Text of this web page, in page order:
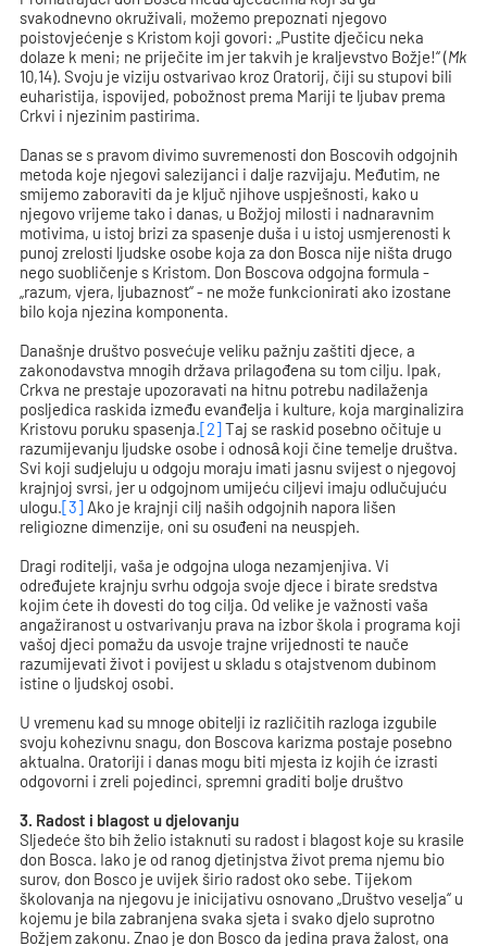
svakodnevno okruživali, možemo prepoznati njegovo
poistovjećenje s Kristom koji govori: „Pustite dječicu neka
dolaze k meni; ne priječite im jer takvih je kraljevstvo Božje!“ (Mk
10,14). Svoju je viziju ostvarivao kroz Oratorij, čiji su stupovi bili
euharistija, ispovijed, pobožnost prema Mariji te ljubav prema
Crkvi i njezinim pastirima.
Danas se s pravom divimo suvremenosti don Boscovih odgojnih
metoda koje njegovi salezijanci i dalje razvijaju. Međutim, ne
smijemo zaboraviti da je ključ njihove uspješnosti, kako u
njegovo vrijeme tako i danas, u Božjoj milosti i nadnaravnim
motivima, u istoj brizi za spasenje duša i u istoj usmjerenosti k
punoj zrelosti ljudske osobe koja za don Bosca nije ništa drugo
nego suobličenje s Kristom. Don Boscova odgojna formula -
„razum, vjera, ljubaznost“ - ne može funkcionirati ako izostane
bilo koja njezina komponenta.
Današnje društvo posvećuje veliku pažnju zaštiti djece, a
zakonodavstva mnogih država prilagođena su tom cilju. Ipak,
Crkva ne prestaje upozoravati na hitnu potrebu nadilaženja
posljedica raskida između evanđelja i kulture, koja marginalizira
Kristovu poruku spasenja.[2]Taj se raskid posebno očituje u
razumijevanju ljudske osobe i odnosȃ koji čine temelje društva.
Svi koji sudjeluju u odgoju moraju imati jasnu svijest o njegovoj
krajnjoj svrsi, jer u odgojnom umijeću ciljevi imaju odlučujuću
ulogu.[3] Ako je krajnji cilj naših odgojnih napora lišen
religiozne dimenzije, oni su osuđeni na neuspjeh.
Dragi roditelji, vaša je odgojna uloga nezamjenjiva. Vi
određujete krajnju svrhu odgoja svoje djece i birate sredstva
kojim ćete ih dovesti do tog cilja. Od velike je važnosti vaša
angažiranost u ostvarivanju prava na izbor škola i programa koji
vašoj djeci pomažu da usvoje trajne vrijednosti te nauče
razumijevati život i povijest u skladu s otajstvenom dubinom
istine o ljudskoj osobi.
U vremenu kad su mnoge obitelji iz različitih razloga izgubile
svoju kohezivnu snagu, don Boscova karizma postaje posebno
aktualna. Oratoriji i danas mogu biti mjesta iz kojih će izrasti
odgovorni i zreli pojedinci, spremni graditi bolje društvo
3. Radost i blagost u djelovanju
Sljedeće što bih želio istaknuti su radost i blagost koje su krasile
don Bosca. Iako je od ranog djetinjstva život prema njemu bio
surov, don Bosco je uvijek širio radost oko sebe. Tijekom
školovanja na njegovu je inicijativu osnovano „Društvo veselja“ u
kojemu je bila zabranjena svaka sjeta i svako djelo suprotno
Božjem zakonu. Znao je don Bosco da jedina prava žalost, ona